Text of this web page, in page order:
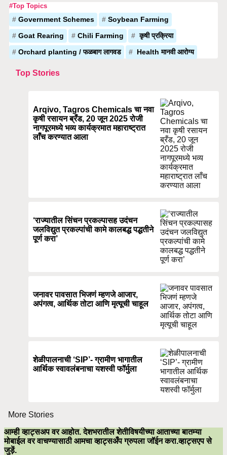
#Top Topics
Government Schemes
Soybean Farming
Goat Rearing Chili Farming कृषी प्रक्रिया
Orchard planting / फळबाग लागवड Health मानवी आरोग्य
Top Stories
Arqivo, Tagros Chemicals चा नवा
कृषी रसायन ब्रँड, 20 जून 2025 रोजी
नागपूरमध्ये भव्य कार्यक्रमात महाराष्ट्रात
लाँच करण्यात आला
‘राज्यातील सिंचन प्रकल्पासह उदंचन
जलविद्युत प्रकल्पांची कामे कालबद्ध पद्धतीने
पूर्ण करा’
जनावर पावसात भिजणं म्हणजे आजार,
अपंगत्व, आर्थिक तोटा आणि मृत्यूची चाहूल
शेळीपालनाची ‘SIP’- ग्रामीण भागातील
आर्थिक स्वावलंबनाचा यशस्वी फॉर्मुला
More Stories
आम्ही व्हाट्सअप वर आहोत. देशभरातील शेतीविषयीच्या आताच्या बातम्या
मोबाईल वर वाचण्यासाठी आमचा व्हाट्सअँप ग्रुपला जॉईन करा.व्हाट्सएप से
जुड़ें.